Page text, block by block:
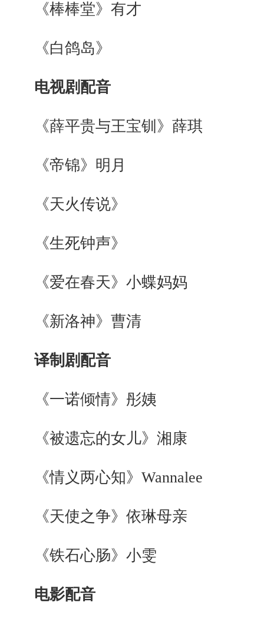
《棒棒堂》有才
《白鸽岛》
电视剧配音
《薛平贵与王宝钏》薛琪
《帝锦》明月
《天火传说》
《生死钟声》
《爱在春天》小蝶妈妈
《新洛神》曹清
译制剧配音
《一诺倾情》彤姨
《被遗忘的女儿》湘康
《情义两心知》Wannalee
《天使之争》依琳母亲
《铁石心肠》小雯
电影配音